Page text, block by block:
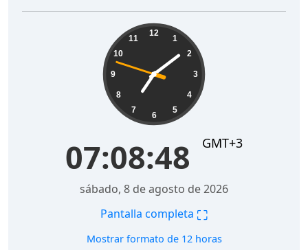
12
1
2
3
4
5
6
7
8
9
10
11
07:08:49 GMT+3
sábado, 8 de agosto de 2026
Pantalla completa ⛶
Mostrar formato de 12 horas